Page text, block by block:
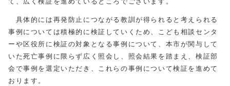
具体的には再発防止につながる教訓が得られると考えられる
事例については積極的に検証していくため、こども相談センタ
ーや区役所に検証の対象となる事例について、本市が関与して
いた死亡事例に限らず広く照会し、照会結果を踏まえ、検証部
会で事例を選定いただき、これらの事例について検証を進めて
おります。